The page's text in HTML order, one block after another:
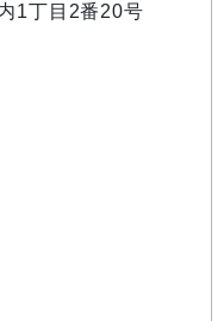
1丁目2番20号